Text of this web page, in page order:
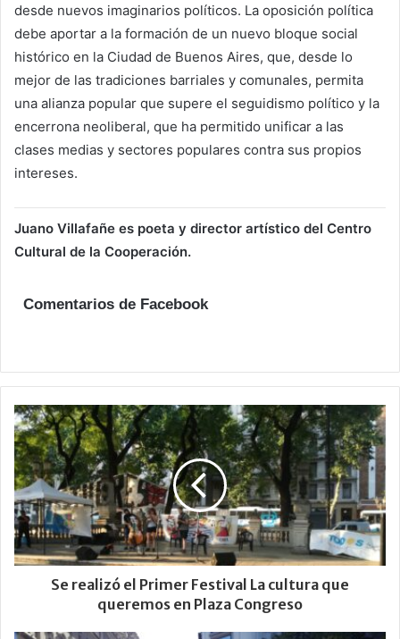
desde nuevos imaginarios políticos. La oposición política
debe aportar a la formación de un nuevo bloque social
histórico en la Ciudad de Buenos Aires, que, desde lo
mejor de las tradiciones barriales y comunales, permita
una alianza popular que supere el seguidismo político y la
encerrona neoliberal, que ha permitido unificar a las
clases medias y sectores populares contra sus propios
intereses.
Juano Villafañe es poeta y director artístico del Centro
Cultural de la Cooperación.
Comentarios de Facebook
Se realizó el Primer Festival La cultura que
queremos en Plaza Congreso